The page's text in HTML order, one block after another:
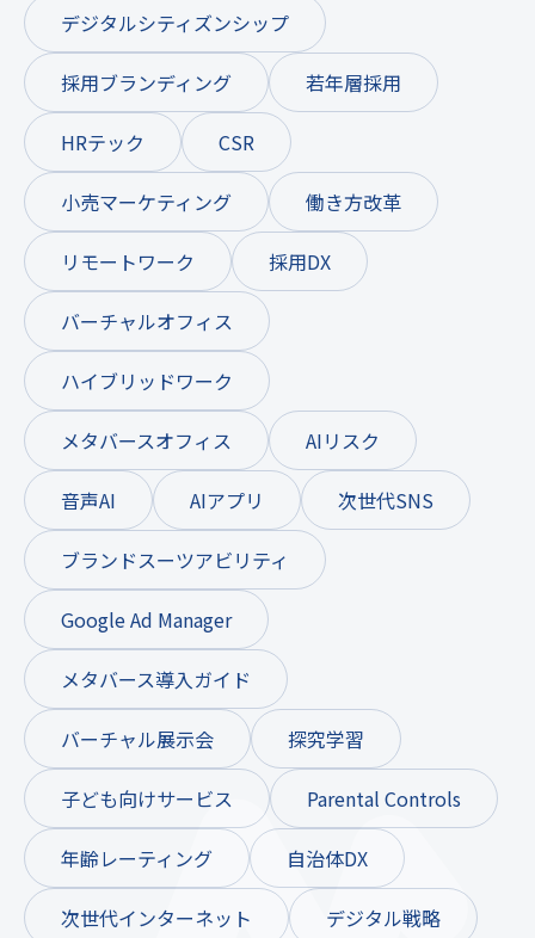
デジタルシティズンシップ
採用ブランディング 若年層採用
HRテック CSR
小売マーケティング 働き方改革
リモートワーク 採用DX
バーチャルオフィス
ハイブリッドワーク
メタバースオフィス AIリスク
音声AI AIアプリ 次世代SNS
ブランドスーツアビリティ
Google Ad Manager
メタバース導入ガイド
バーチャル展示会 探究学習
子ども向けサービス Parental Controls
年齢レーティング 自治体DX
次世代インターネット デジタル戦略